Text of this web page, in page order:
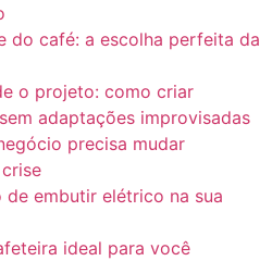
do café: a escolha perfeita da
o projeto: como criar
adaptações improvisadas
precisa mudar
embutir elétrico na sua
ideal para você